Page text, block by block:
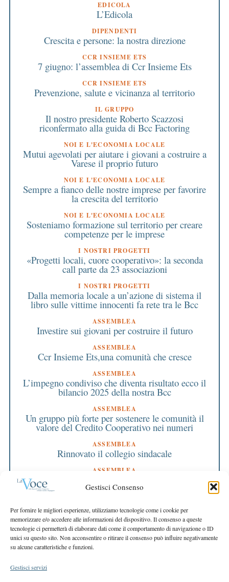
Gestisci Consenso
Per fornire le migliori esperienze, utilizziamo tecnologie come i cookie per
memorizzare e/o accedere alle informazioni del dispositivo. Il consenso a queste
tecnologie ci permetterà di elaborare dati come il comportamento di navigazione o ID
unici su questo sito. Non acconsentire o ritirare il consenso può influire negativamente
su alcune caratteristiche e funzioni.
Gestisci servizi
EDICOLA
L’Edicola
DIPENDENTI
Crescita e persone: la nostra direzione
CCR INSIEME ETS
7 giugno: l’assemblea di Ccr Insieme Ets
CCR INSIEME ETS
Prevenzione, salute e vicinanza al territorio
IL GRUPPO
Il nostro presidente Roberto Scazzosi
riconfermato alla guida di Bcc Factoring
NOI E L'ECONOMIA LOCALE
Mutui agevolati per aiutare i giovani a costruire a
Varese il proprio futuro
NOI E L'ECONOMIA LOCALE
Sempre a fianco delle nostre imprese per favorire
la crescita del territorio
NOI E L'ECONOMIA LOCALE
Sosteniamo formazione sul territorio per creare
competenze per le imprese
I NOSTRI PROGETTI
«Progetti locali, cuore cooperativo»: la seconda
call parte da 23 associazioni
I NOSTRI PROGETTI
Dalla memoria locale a un’azione di sistema il
libro sulle vittime innocenti fa rete tra le Bcc
ASSEMBLEA
Investire sui giovani per costruire il futuro
ASSEMBLEA
Ccr Insieme Ets,una comunità che cresce
ASSEMBLEA
L’impegno condiviso che diventa risultato ecco il
bilancio 2025 della nostra Bcc
ASSEMBLEA
Un gruppo più forte per sostenere le comunità il
valore del Credito Cooperativo nei numeri
ASSEMBLEA
Rinnovato il collegio sindacale
ASSEMBLEA
Bilancio approvato all’unanimità e 2 milioni
destinati al territorio
EDITORIALE DIRETTORE
Crescere restando riconoscibili
EDITORIALE PRESIDENTE
Costruire futuro insieme